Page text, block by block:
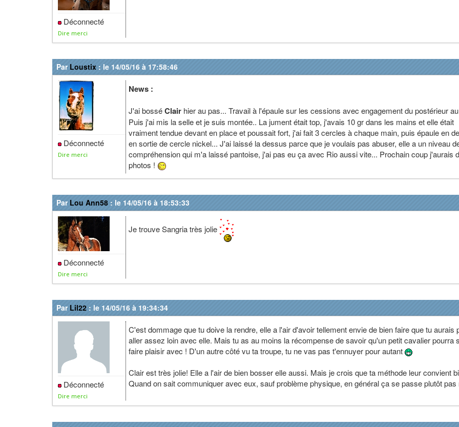
Déconnecté
Dire merci
Par Loustix : le 14/05/16 à 17:58:46
Déconnecté
Dire merci
News :
J'ai bosséClair hier au pas... Travail à l'épaule sur les cessions avec engagement du postérieur
Puis j'ai mis la selle et je suis montée.. La jument était top, j'avais 10 gr dans les mains et elle était
vraiment tendue devant en place et poussait fort, j'ai fait 3 cercles à chaque main, puis épaule en
en sortie de cercle nickel... J'ai laissé la dessus parce que je voulais pas abuser, elle a un niveau
compréhension qui m'a laissé pantoise, j'ai pas eu ça avec Rio aussi vite... Prochain coup j'aurais
photos !
Par Lou Ann58 : le 14/05/16 à 18:53:33
Déconnecté
Dire merci
Je trouve Sangria très jolie
Par Lil22 : le 14/05/16 à 19:34:34
Déconnecté
Dire merci
C'est dommage que tu doive la rendre, elle a l'air d'avoir tellement envie de bien faire que tu aurais
aller assez loin avec elle. Mais tu as au moins la récompense de savoir qu'un petit cavalier pourra
faire plaisir avec ! D'un autre côté vu ta troupe, tu ne vas pas t'ennuyer pour autant
Clair est très jolie! Elle a l'air de bien bosser elle aussi. Mais je crois que ta méthode leur convient
Quand on sait communiquer avec eux, sauf problème physique, en général ça se passe plutôt pas